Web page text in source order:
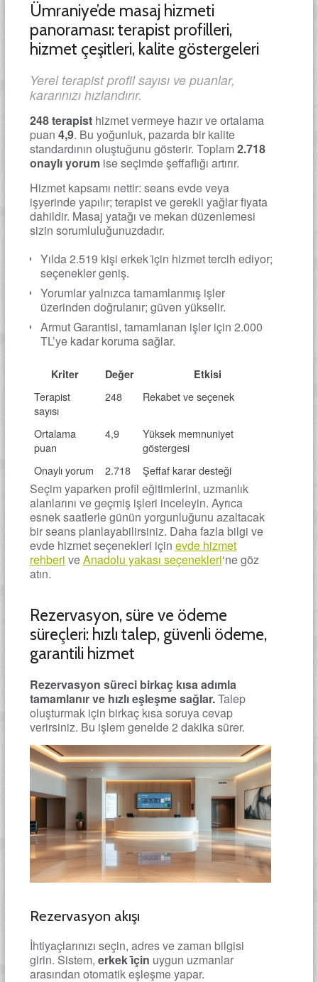
Ümraniye’de masaj hizmeti
panoraması: terapist profilleri,
hizmet çeşitleri, kalite göstergeleri
Yerel terapist profil sayısı ve puanlar,
kararınızı hızlandırır.
248 terapisthizmet vermeye hazır ve ortalama
puan 4,9. Bu yoğunluk, pazarda bir kalite
standardının oluştuğunu gösterir. Toplam2.718
onaylı yorumise seçimde şeffaflığı artırır.
Hizmet kapsamı nettir: seans evde veya
işyerinde yapılır; terapist ve gerekli yağlar fiyata
dahildir. Masaj yatağı ve mekan düzenlemesi
sizin sorumluluğunuzdadır.
Yılda 2.519 kişi erkek i̇çin hizmet tercih ediyor;
seçenekler geniş.
Yorumlar yalnızca tamamlanmış işler
üzerinden doğrulanır; güven yükselir.
Armut Garantisi, tamamlanan işler için 2.000
TL’ye kadar koruma sağlar.
Kriter Değer Etkisi
Terapist
sayısı
248 Rekabet ve seçenek
Ortalama
puan
4,9
Yüksek memnuniyet
göstergesi
Onaylı yorum
2.718 Şeffaf karar desteği
Seçim yaparken profil eğitimlerini, uzmanlık
alanlarını ve geçmiş işleri inceleyin. Ayrıca
esnek saatlerle günün yorgunluğunu azaltacak
bir seans planlayabilirsiniz. Daha fazla bilgi ve
evde hizmet seçenekleri için evde hizmet
rehberi veAnadolu yakası seçenekleri‘ne göz
atın.
Rezervasyon, süre ve ödeme
süreçleri: hızlı talep, güvenli ödeme,
garantili hizmet
Rezervasyon süreci birkaç kısa adımla
tamamlanır ve hızlı eşleşme sağlar.Talep
oluşturmak için birkaç kısa soruya cevap
verirsiniz. Bu işlem genelde 2 dakika sürer.
Rezervasyon akışı
İhtiyaçlarınızı seçin, adres ve zaman bilgisi
girin. Sistem, erkek i̇çin uygun uzmanlar
arasından otomatik eşleşme yapar.